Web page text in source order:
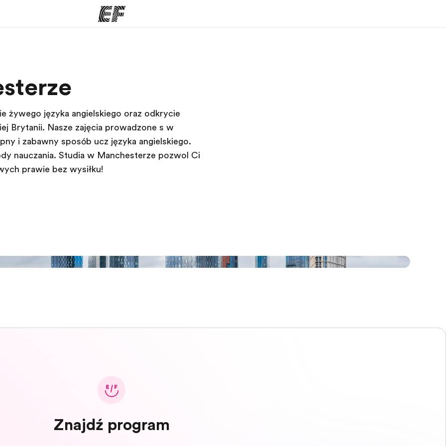
ofertę
żywego języka angielskiego oraz odkrycie
Brytanii. Nasze zajęcia prowadzone są w
i zabawny sposób uczą języka angielskiego.
nauczania. Studia w Manchesterze pozwolą Ci
prawie bez wysiłku!
Znajdź program